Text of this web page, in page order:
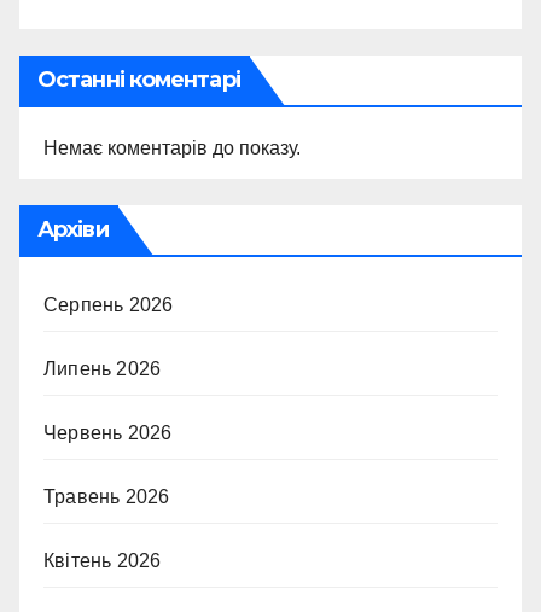
Останні коментарі
Немає коментарів до показу.
Архіви
Серпень 2026
Липень 2026
Червень 2026
Травень 2026
Квітень 2026